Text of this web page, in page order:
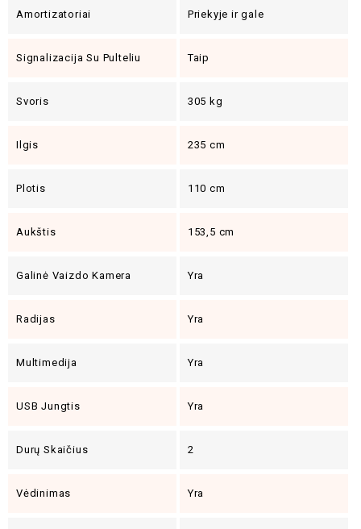
Amortizatoriai Priekyje ir gale
Signalizacija Su Pulteliu Taip
Svoris 305 kg
Ilgis 235 cm
Plotis 110 cm
Aukštis 153,5 cm
Galinė Vaizdo Kamera Yra
Radijas Yra
Multimedija Yra
USB Jungtis Yra
Durų Skaičius 2
Vėdinimas Yra